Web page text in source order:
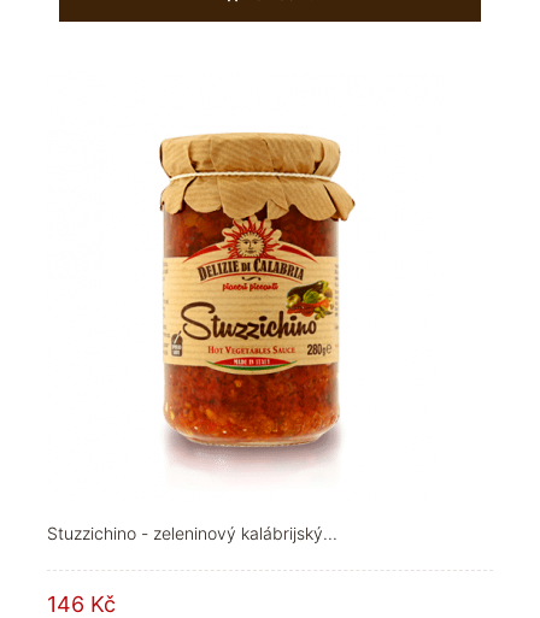
Stuzzichino - zeleninový kalábrijský...
146 Kč